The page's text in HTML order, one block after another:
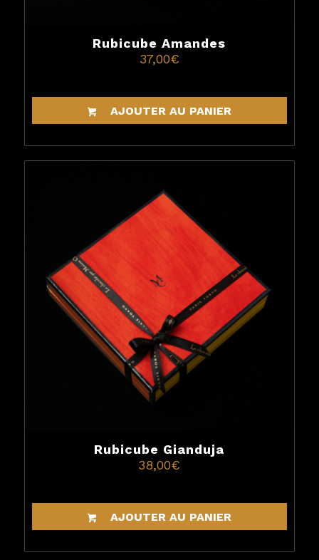
Rubicube Amandes
37,00€
AJOUTER AU PANIER
Rubicube Gianduja
38,00€
AJOUTER AU PANIER